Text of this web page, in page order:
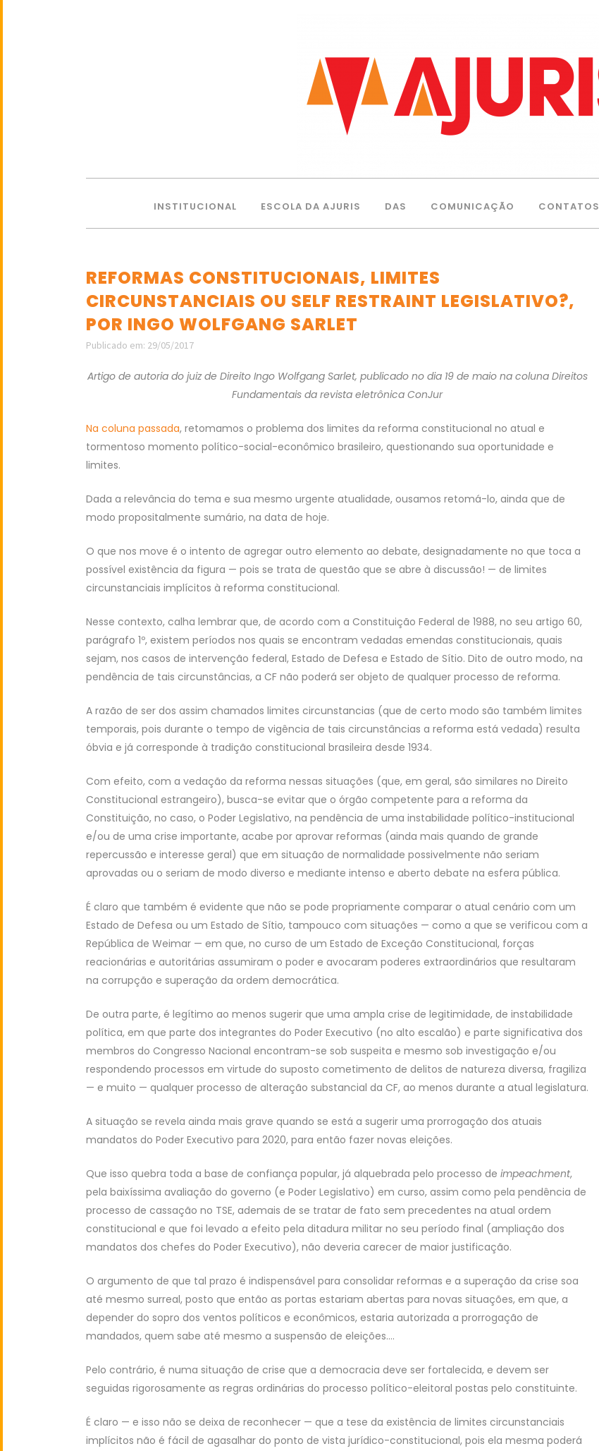
INSTITUCIONAL ESCOLA DA AJURIS DAS COMUNICAÇÃO CONTATOS
REFORMAS CONSTITUCIONAIS, LIMITES
CIRCUNSTANCIAIS OU SELF RESTRAINT LEGISLATIVO?,
POR INGO WOLFGANG SARLET
Publicado em: 29/05/2017
Artigo de autoria do juiz de Direito Ingo Wolfgang Sarlet, publicado no dia 19 de maio na coluna Direitos
Fundamentais da revista eletrônica ConJur
Na coluna passada, retomamos o problema dos limites da reforma constitucional no atual e
tormentoso momento político-social-econômico brasileiro, questionando sua oportunidade e
limites.
Dada a relevância do tema e sua mesmo urgente atualidade, ousamos retomá-lo, ainda que de
modo propositalmente sumário, na data de hoje.
O que nos move é o intento de agregar outro elemento ao debate, designadamente no que toca a
possível existência da figura — pois se trata de questão que se abre à discussão! — de limites
circunstanciais implícitos à reforma constitucional.
Nesse contexto, calha lembrar que, de acordo com a Constituição Federal de 1988, no seu artigo 60,
parágrafo 1º, existem períodos nos quais se encontram vedadas emendas constitucionais, quais
sejam, nos casos de intervenção federal, Estado de Defesa e Estado de Sítio. Dito de outro modo, na
pendência de tais circunstâncias, a CF não poderá ser objeto de qualquer processo de reforma.
A razão de ser dos assim chamados limites circunstancias (que de certo modo são também limites
temporais, pois durante o tempo de vigência de tais circunstâncias a reforma está vedada) resulta
óbvia e já corresponde à tradição constitucional brasileira desde 1934.
Com efeito, com a vedação da reforma nessas situações (que, em geral, são similares no Direito
Constitucional estrangeiro), busca-se evitar que o órgão competente para a reforma da
Constituição, no caso, o Poder Legislativo, na pendência de uma instabilidade político-institucional
e/ou de uma crise importante, acabe por aprovar reformas (ainda mais quando de grande
repercussão e interesse geral) que em situação de normalidade possivelmente não seriam
aprovadas ou o seriam de modo diverso e mediante intenso e aberto debate na esfera pública.
É claro que também é evidente que não se pode propriamente comparar o atual cenário com um
Estado de Defesa ou um Estado de Sítio, tampouco com situações — como a que se verificou com a
República de Weimar — em que, no curso de um Estado de Exceção Constitucional, forças
reacionárias e autoritárias assumiram o poder e avocaram poderes extraordinários que resultaram
na corrupção e superação da ordem democrática.
De outra parte, é legítimo ao menos sugerir que uma ampla crise de legitimidade, de instabilidade
política, em que parte dos integrantes do Poder Executivo (no alto escalão) e parte significativa dos
membros do Congresso Nacional encontram-se sob suspeita e mesmo sob investigação e/ou
respondendo processos em virtude do suposto cometimento de delitos de natureza diversa, fragiliza
— e muito — qualquer processo de alteração substancial da CF, ao menos durante a atual legislatura.
A situação se revela ainda mais grave quando se está a sugerir uma prorrogação dos atuais
mandatos do Poder Executivo para 2020, para então fazer novas eleições.
Que isso quebra toda a base de confiança popular, já alquebrada pelo processo de impeachment,
pela baixíssima avaliação do governo (e Poder Legislativo) em curso, assim como pela pendência de
processo de cassação no TSE, ademais de se tratar de fato sem precedentes na atual ordem
constitucional e que foi levado a efeito pela ditadura militar no seu período final (ampliação dos
mandatos dos chefes do Poder Executivo), não deveria carecer de maior justificação.
O argumento de que tal prazo é indispensável para consolidar reformas e a superação da crise soa
até mesmo surreal, posto que então as portas estariam abertas para novas situações, em que, a
depender do sopro dos ventos políticos e econômicos, estaria autorizada a prorrogação de
mandados, quem sabe até mesmo a suspensão de eleições….
Pelo contrário, é numa situação de crise que a democracia deve ser fortalecida, e devem ser
seguidas rigorosamente as regras ordinárias do processo político-eleitoral postas pelo constituinte.
É claro — e isso não se deixa de reconhecer — que a tese da existência de limites circunstanciais
implícitos não é fácil de agasalhar do ponto de vista jurídico-constitucional, pois ela mesma poderá